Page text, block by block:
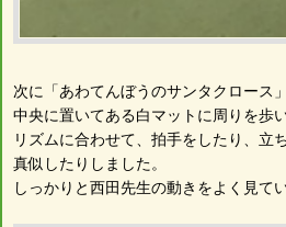
次に「あわてんぼうのサンタクロース
中央に置いてある白マットに周りを歩
リズムに合わせて、拍手をしたり、立
真似したりしました。
しっかりと西田先生の動きをよく見て